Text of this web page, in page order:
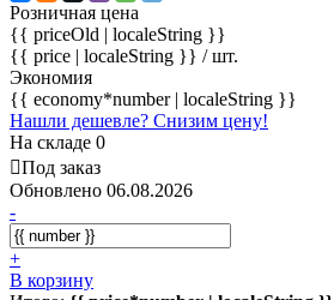
Розничная цена
{{ priceOld | localeString }}
{{ price | localeString }} / шт.
Экономия
{{ economy*number | localeString }}
Нашли дешевле? Снизим цену!
На складе 0
Под заказ
Обновлено 06.08.2026
-
+
В корзину